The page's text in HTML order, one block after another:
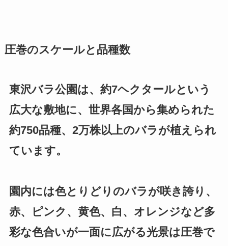
圧巻のスケールと品種数
東沢バラ公園は、約7ヘクタールという
広大な敷地に、世界各国から集められた
約750品種、2万株以上のバラが植えられ
ています。
園内には色とりどりのバラが咲き誇り、
赤、ピンク、黄色、白、オレンジなど多
彩な色合いが一面に広がる光景は圧巻で